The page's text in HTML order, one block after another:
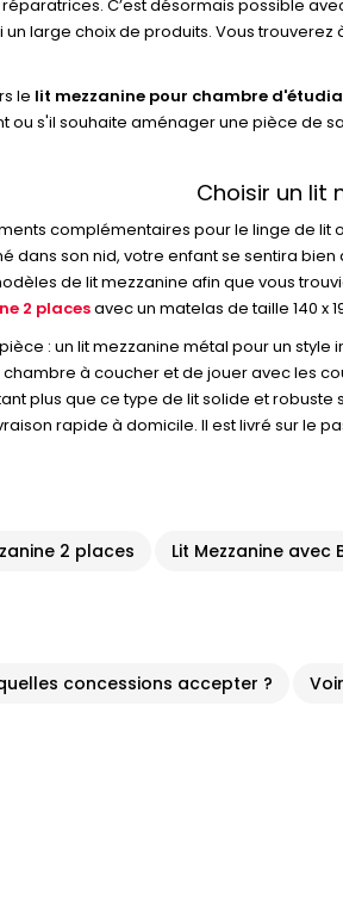
C’est désormais possible
large choix de produits. Vous
le lit mezzanine pour chambre
ou s'il souhaite aménager une pièce
Choisir un lit
complémentaires pour le linge de
dans son nid, votre enfant se sentira
de lit mezzanine afin que vous
2 placesavec un matelas de taille 140 x
: un lit mezzanine métal pour un
à coucher et de jouer avec les
plus que ce type de lit solide et
rapide à domicile. Il est livré sur le
2 places Lit Mezzanine avec
concessions accepter ?